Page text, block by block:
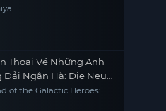
Thoại Về Những Anh
Dải Ngân Hà: Die Neue
- Đột Kích
of the Galactic Heroes: